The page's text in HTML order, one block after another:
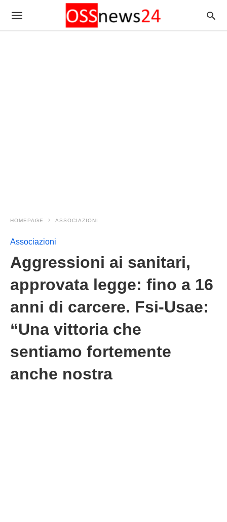
HOMEPAGE ASSOCIAZIONI
Associazioni
Aggressioni ai sanitari,
approvata legge: fino a 16
anni di carcere. Fsi-Usae:
“Una vittoria che
sentiamo fortemente
anche nostra